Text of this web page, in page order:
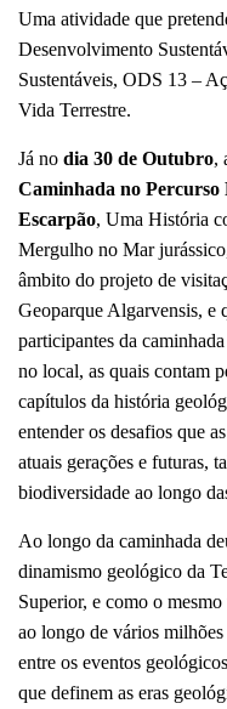
Uma atividade que
Desenvolvimento
Sustentáveis, ODS 13 –
Vida Terrestre.
Já no dia 30 de Outubro,
Caminhada no Percurso
Escarpão, Uma História
Mergulho no Mar
âmbito do projeto de
Geoparque Algarvensis, e
participantes da
no local, as quais contam
capítulos da história
entender os desafios que
atuais gerações e futuras,
biodiversidade ao longo
Ao longo da caminhada
dinamismo geológico da
Superior, e como o
ao longo de vários
entre os eventos
que definem as eras